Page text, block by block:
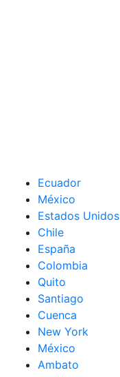
Ecuador
México
Estados Unidos
Chile
España
Colombia
Quito
Santiago
Cuenca
New York
México
Ambato